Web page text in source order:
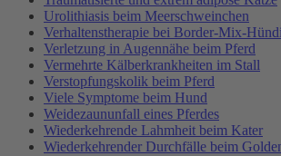
Urolithiasis beim Meerschweinchen
Verhaltenstherapie bei Border-Mix-
Verletzung in Augennähe beim Pferd
Vermehrte Kälberkrankheiten im Stall
Verstopfungskolik beim Pferd
Viele Symptome beim Hund
Weidezaununfall eines Pferdes
Wiederkehrende Lahmheit beim Kater
Wiederkehrender Durchfälle beim